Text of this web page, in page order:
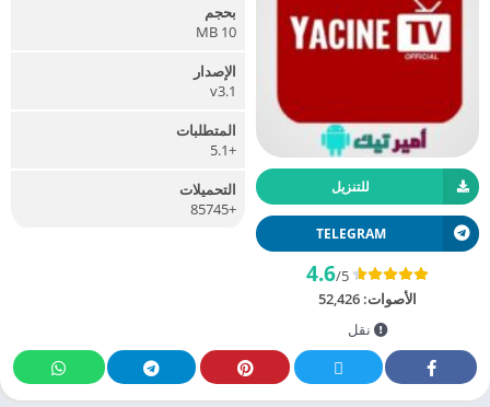
للتنزيل
TELEGRAM
4.6/5
الأصوات: 52,426
نقل
بحجم
10 MB
الإصدار
v3.1
المتطلبات
+5.1
التحميلات
+85745